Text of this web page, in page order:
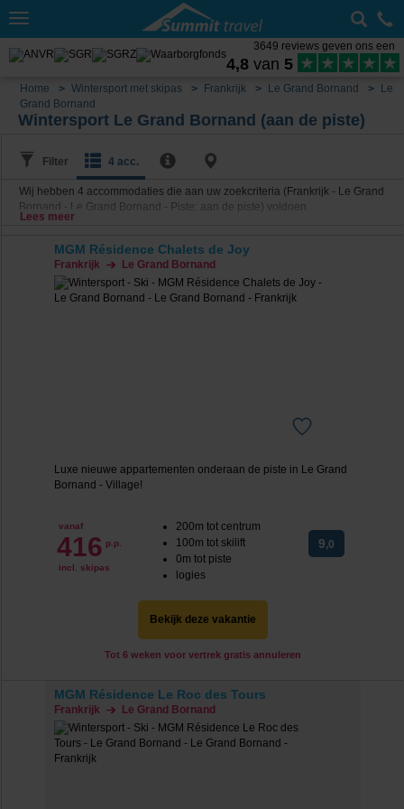
Toggle
3649 reviews geven ons een
4,8 van 5
Home Wintersport met skipas Frankrijk Le Grand Bornand
Le
Grand Bornand
Wintersport Le Grand Bornand (aan de piste)
Filter 4 acc.
Wij hebben 4 accommodaties die aan uw zoekcriteria (Frankrijk - Le Grand
Bornand - Le Grand Bornand - Piste: aan de piste) voldoen.
Lees meer
MGM Résidence Chalets de Joy
Frankrijk Le Grand Bornand
Luxe nieuwe appartementen onderaan de piste in Le Grand
Bornand - Village!
vanaf
416 p.p.
incl. skipas
200m tot centrum
100m tot skilift
0m tot piste
logies
9,0
Bekijk deze vakantie
Tot 6 weken voor vertrek gratis annuleren
MGM Résidence Le Roc des Tours
Frankrijk Le Grand Bornand